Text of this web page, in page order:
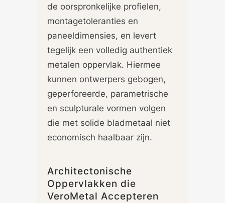
de oorspronkelijke profielen,
montagetoleranties en
paneeldimensies, en levert
tegelijk een volledig authentiek
metalen oppervlak. Hiermee
kunnen ontwerpers gebogen,
geperforeerde, parametrische
en sculpturale vormen volgen
die met solide bladmetaal niet
economisch haalbaar zijn.
Architectonische
Oppervlakken die
VeroMetal Accepteren